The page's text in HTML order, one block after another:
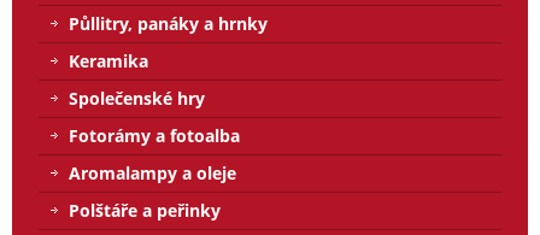
Půllitry, panáky a hrnky
Keramika
Společenské hry
Fotorámy a fotoalba
Aromalampy a oleje
Polštáře a peřinky